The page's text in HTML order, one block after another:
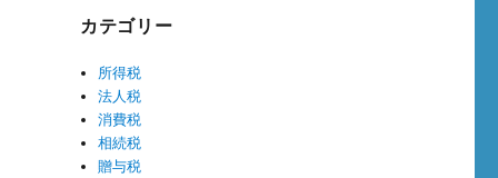
カテゴリー
所得税
法人税
消費税
相続税
贈与税